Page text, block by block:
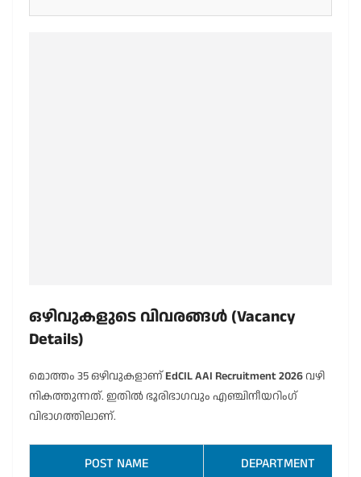
ഒഴിവുകളുടെ വിവരങ്ങൾ (Vacancy
Details)
മൊത്തം 35 ഒഴിവുകളാണ്EdCIL AAI Recruitment 2026 വഴി
നികത്തുന്നത്. ഇതിൽ ഭൂരിഭാഗവും എഞ്ചിനീയറിംഗ്
വിഭാഗത്തിലാണ്.
POST NAME DEPARTMENT